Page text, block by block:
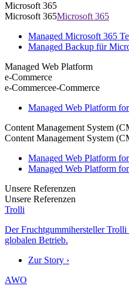
Microsoft 365
Microsoft 365Microsoft 365
Managed Microsoft 365
Managed Backup für
Managed Web Platform
e-Commerce
e-Commercee-Commerce
Managed Web Platform
Content Management System
Content Management System
Managed Web Platform
Managed Web Platform
Unsere Referenzen
Unsere Referenzen
Trolli
Der Fruchtgummihersteller Trolli
globalen Betrieb.
Zur Story ›
AWO